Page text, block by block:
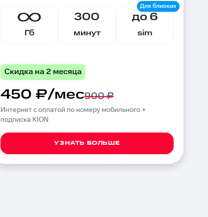
Гб
300
минут
до 6
sim
Скидка на 2 месяца
450 ₽/мес900 ₽
Интернет с оплатой по номеру мобильного +
подписка KION
УЗНАТЬ БОЛЬШЕ